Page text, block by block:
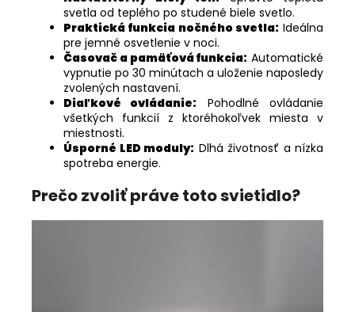
svetla od teplého po studené biele svetlo.
Praktická funkcia nočného svetla:Ideálna
pre jemné osvetlenie v noci.
Časovač a pamäťová funkcia: Automatické
vypnutie po 30 minútach a uloženie naposledy
zvolených nastavení.
Diaľkové ovládanie: Pohodlné ovládanie
všetkých funkcií z ktoréhokoľvek miesta v
miestnosti.
Úsporné LED moduly: Dlhá životnosť a nízka
spotreba energie.
Prečo zvoliť práve toto svietidlo?